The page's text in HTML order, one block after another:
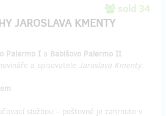
sold 34
JAROSLAVA KMENTY
Palermo I a Babišovo Palermo II
a spisovatele Jaroslava Kmenty.
.
službou – poštovné je zahrnuto v